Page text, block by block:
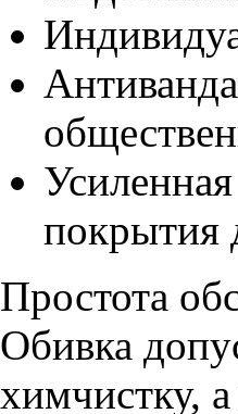
покрытия
Простота
Обивка
химчистку,